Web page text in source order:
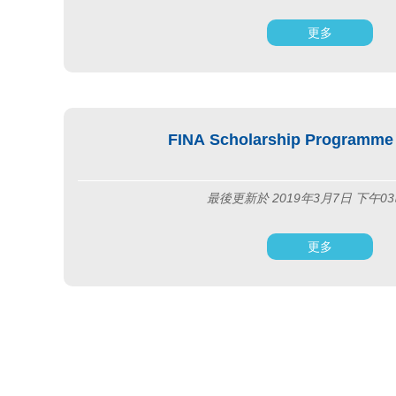
更多
FINA Scholarship
最後更新於 2019年3月7日 下午
更多